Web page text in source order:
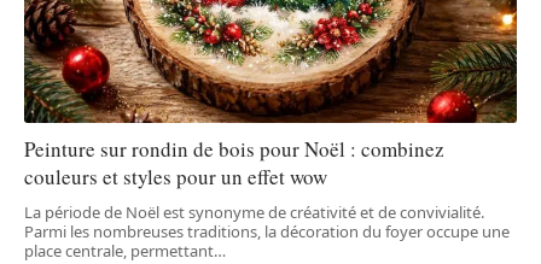
Peinture sur rondin de bois pour Noël : combinez
couleurs et styles pour un effet wow
La période de Noël est synonyme de créativité et de convivialité.
Parmi les nombreuses traditions, la décoration du foyer occupe une
place centrale, permettant…